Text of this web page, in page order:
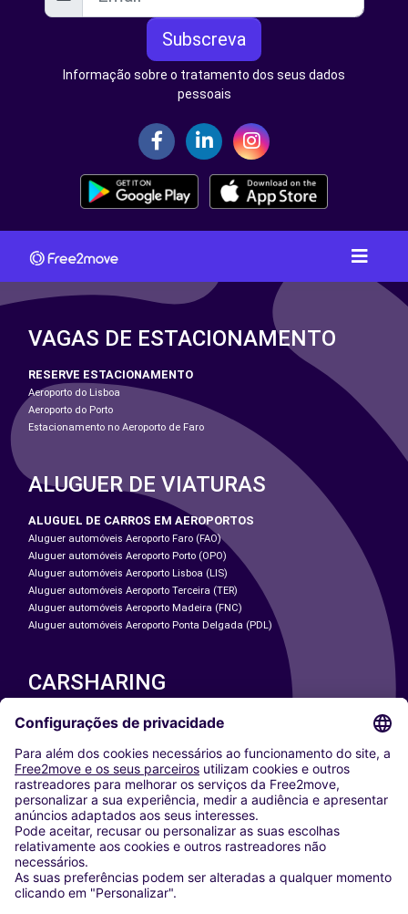
Subscreva
Informação sobre o tratamento dos seus dados
pessoais
VAGAS DE ESTACIONAMENTO
RESERVE ESTACIONAMENTO
Aeroporto do Lisboa
Aeroporto do Porto
Estacionamento no Aeroporto de Faro
ALUGUER DE VIATURAS
ALUGUEL DE CARROS EM AEROPORTOS
Aluguer automóveis Aeroporto Faro (FAO)
Aluguer automóveis Aeroporto Porto (OPO)
Aluguer automóveis Aeroporto Lisboa (LIS)
Aluguer automóveis Aeroporto Terceira (TER)
Aluguer automóveis Aeroporto Madeira (FNC)
Aluguer automóveis Aeroporto Ponta Delgada (PDL)
CARSHARING
NOSSAS CIDADES
Washington DC
Milan
Rome
Turin
Vienna
Berlin
Cologne
Dusseldorf
Frankfurt